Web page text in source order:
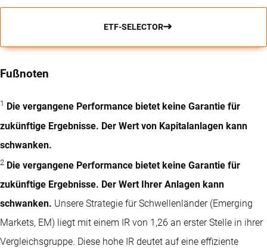
ETF-SELECTOR
Fußnoten
1 Die vergangene Performance bietet keine Garantie für
zukünftige Ergebnisse. Der Wert von Kapitalanlagen kann
schwanken.
2 Die vergangene Performance bietet keine Garantie für
zukünftige Ergebnisse. Der Wert Ihrer Anlagen kann
schwanken. Unsere Strategie für Schwellenländer (Emerging
Markets, EM) liegt mit einem IR von 1,26 an erster Stelle in ihrer
Vergleichsgruppe. Diese hohe IR deutet auf eine effiziente